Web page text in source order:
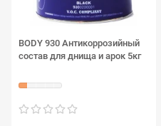
BODY 930 Антикоррозийный
состав для днища и арок 5кг